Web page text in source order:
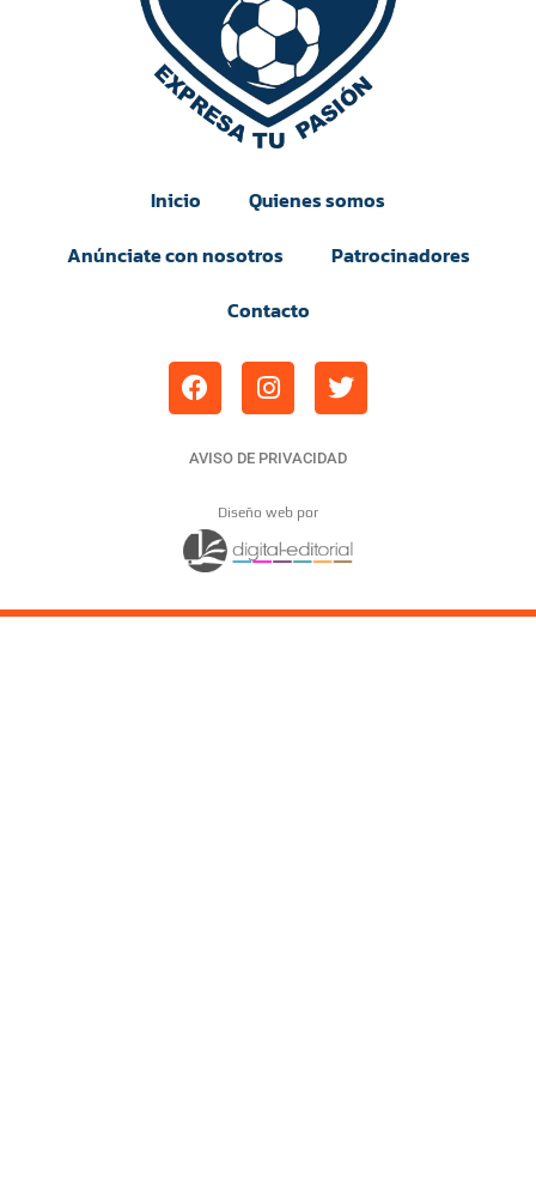
Inicio
Quienes somos
Anúnciate con nosotros
Patrocinadores
Contacto
AVISO DE PRIVACIDAD
Diseño web por